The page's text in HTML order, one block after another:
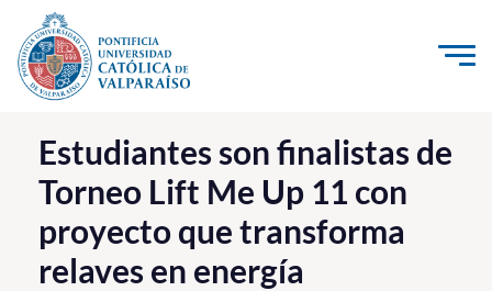
Click acá para ir directamente al contenido
La Universidad
Investigación, Creación e Innovación
PUCV Internacional
Vinculación con el Medio
Estudiantes son finalistas de
Torneo Lift Me Up 11 con
proyecto que transforma
relaves en energía